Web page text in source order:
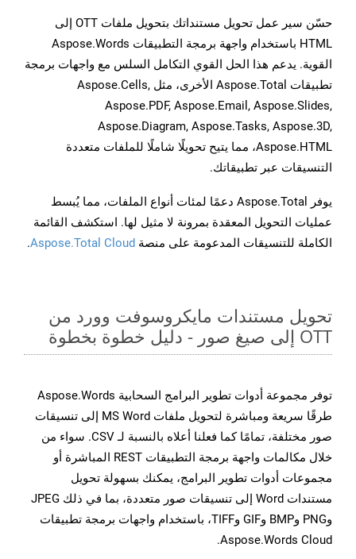
حسّن سير عمل تحويل مستنداتك بتحويل ملفات OTT إلى
HTML باستخدام واجهة برمجة التطبيقات Aspose.Words
القوية. يدعم هذا الحل القوي التكامل السلس مع واجهات برمجة
تطبيقات Aspose.Total الأخرى، مثل Aspose.Cells,
Aspose.PDF, Aspose.Email, Aspose.Slides,
Aspose.Diagram, Aspose.Tasks, Aspose.3D,
Aspose.HTML، مما يتيح تحويلًا شاملًا للملفات متعددة
التنسيقات عبر تطبيقاتك.
يوفر Aspose.Total دعمًا لمئات أنواع الملفات، مما يُبسط
عمليات التحويل المعقدة بمرونة لا مثيل لها. استكشف القائمة
الكاملة للتنسيقات المدعومة على منصة Aspose.Total Cloud
.
تحويل مستندات مايكروسوفت وورد من
OTT إلى صيغ صور - دليل خطوة بخطوة
توفر مجموعة أدوات تطوير البرامج السحابية Aspose.Words
طرقًا سريعة ومباشرة لتحويل ملفات MS Word إلى تنسيقات
صور مختلفة، تمامًا كما فعلنا أعلاه بالنسبة لـ CSV. سواء من
خلال مكالمات واجهة برمجة التطبيقات REST المباشرة أو
مجموعات أدوات تطوير البرامج، يمكنك بسهولة تحويل
مستندات Word إلى تنسيقات صور متعددة، بما في ذلك JPEG
وPNG وBMP وGIF وTIFF، باستخدام واجهات برمجة تطبيقات
Aspose.Words Cloud.